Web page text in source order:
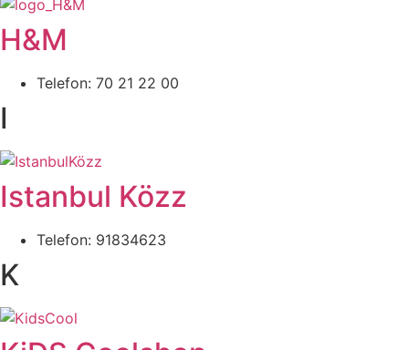
H&M
Telefon: 70 21 22 00
I
Istanbul Közz
Telefon: 91834623
K